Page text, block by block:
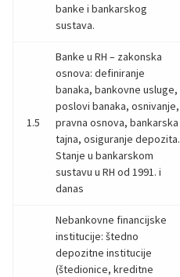
banke i bankarskog
sustava.
1.5
Banke u RH – zakonska
osnova: definiranje
banaka, bankovne usluge,
poslovi banaka, osnivanje,
pravna osnova, bankarska
tajna, osiguranje depozita.
Stanje u bankarskom
sustavu u RH od 1991. i
danas
Nebankovne financijske
institucije: štedno
depozitne institucije
(štedionice, kreditne